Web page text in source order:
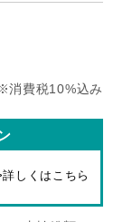
消費税10%込み
詳しくはこちら